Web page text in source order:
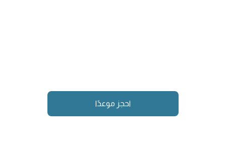
احجز موعدًا